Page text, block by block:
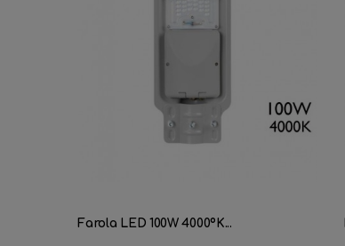
Farola LED 100W 4000ºK...